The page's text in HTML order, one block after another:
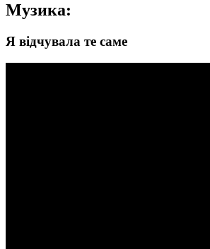
Музика:
Я відчувала те саме